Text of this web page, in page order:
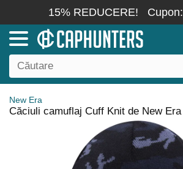
15% REDUCERE! Cupon:
New Era
Căciuli camuflaj Cuff Knit de New Era